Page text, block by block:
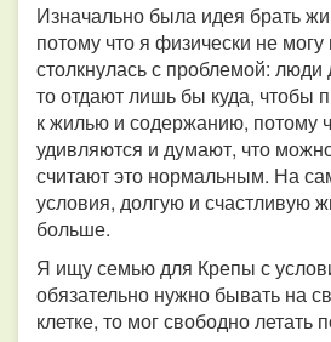
Изначально была идея брать
потому что я физически не
столкнулась с проблемой:
то отдают лишь бы куда, чтобы
к жилью и содержанию, потому
удивляются и думают, что
считают это нормальным. На
условия, долгую и счастливую
больше.
Я ищу семью для Крепы с
обязательно нужно бывать на
клетке, то мог свободно летать